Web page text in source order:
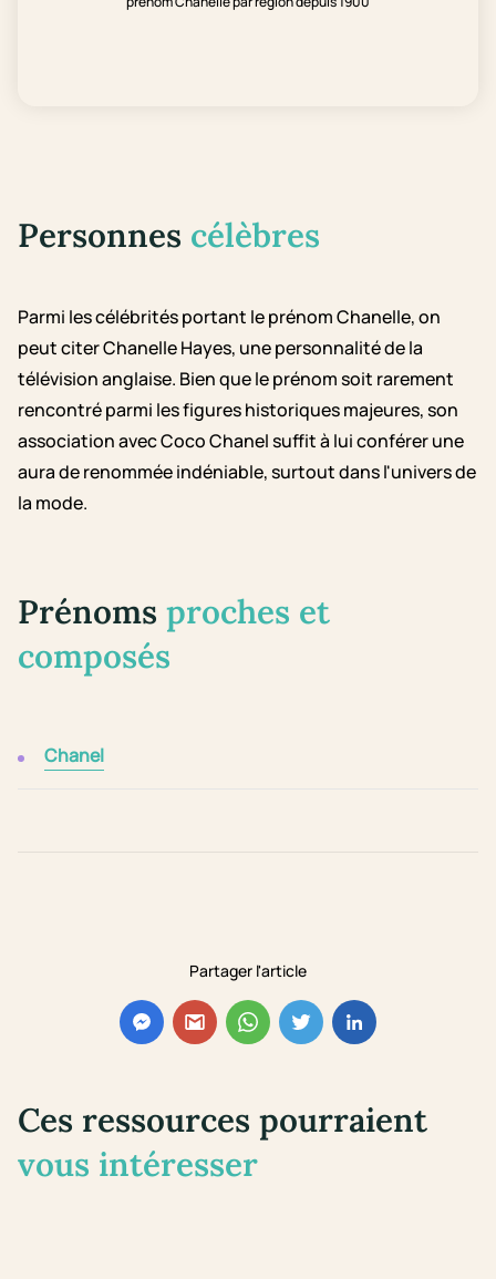
Partager l'article
Personnes célèbres
Parmi les célébrités portant le prénom Chanelle, on
peut citer Chanelle Hayes, une personnalité de la
télévision anglaise. Bien que le prénom soit rarement
rencontré parmi les figures historiques majeures, son
association avec Coco Chanel suffit à lui conférer une
aura de renommée indéniable, surtout dans l'univers de
la mode.
Prénoms proches et
composés
Chanel
Ces ressources pourraient
vous intéresser